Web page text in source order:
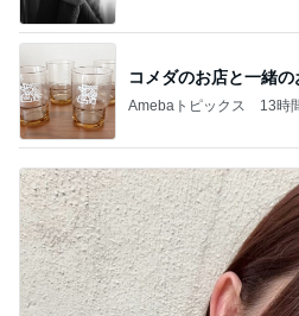
コメダのお店と一緒の
Amebaトピックス 13時